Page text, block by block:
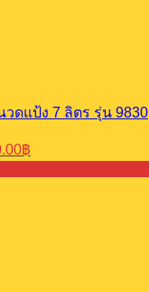
วดแป้ง 7 ลิตร รุ่น 9830
฿
price
is: